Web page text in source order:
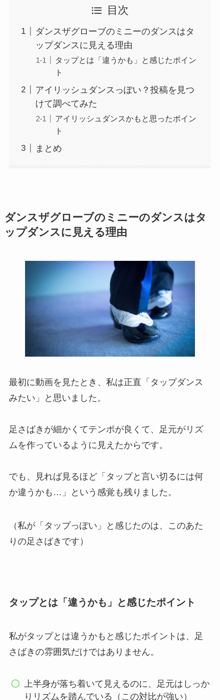
目次
ダンスザグローブのミニーのダンスはタ
ップダンスに見える理由
タップとは「違うかも」と感じたポイン
ト
アイリッシュダンスっぽい？投稿を見つ
けて調べてみた
アイリッシュダンスかもと思ったポイン
ト
まとめ
ダンスザグローブのミニーのダンスはタ
ップダンスに見える理由
最初に動画を見たとき、私は正直「タップダンス
みたい」と思いました。
足さばきが細かくてテンポが良くて、足元がリズ
ムを作っているように見えたからです。
でも、見れば見るほど「タップと言い切るには何
か違うかも…」という感覚も残りました。
（私が「タップっぽい」と感じたのは、このあた
りの足さばきです）
タップとは「違うかも」と感じたポイント
私がタップとは違うかもと感じたポイントは、足
さばきの雰囲気だけではありません。
上半身が落ち着いて見えるのに、足元はしっか
りリズムを踏んでいる（この対比が強い）